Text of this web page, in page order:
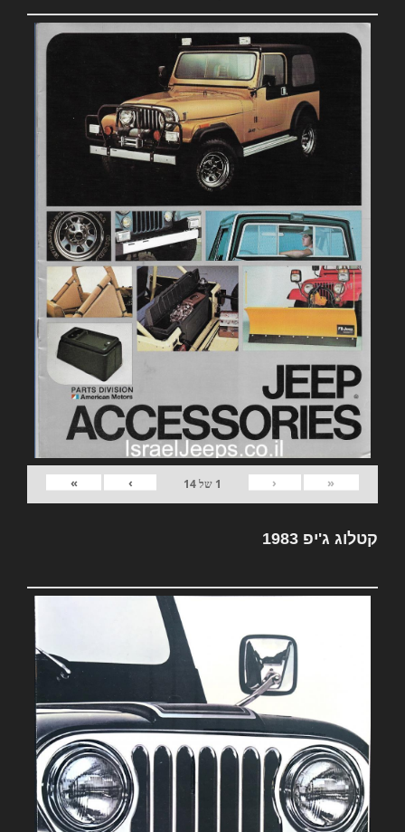
«
‹
1 של14
›
»
קטלוג ג'יפ 1983